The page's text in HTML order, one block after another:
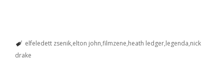
elfeledett zsenik elton john filmzene heath ledger legenda nick
drake